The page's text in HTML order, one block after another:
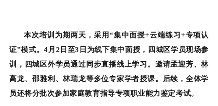
本次培训为期两天，采用“集中面授+云端练习+专项认
证”模式。4月2日至3日为线下集中面授，四城区学员现场参
训，四城区外学员通过同步直播线上学习。邀请孟迎芳、林
高龙、邵雅利、林瑞龙等多位专家学者授课。后续，全体学
员还将分批次参加家庭教育指导专项职业能力鉴定考试。